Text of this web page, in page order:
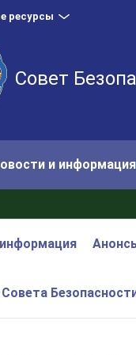
ресурсы
Совет
и информация